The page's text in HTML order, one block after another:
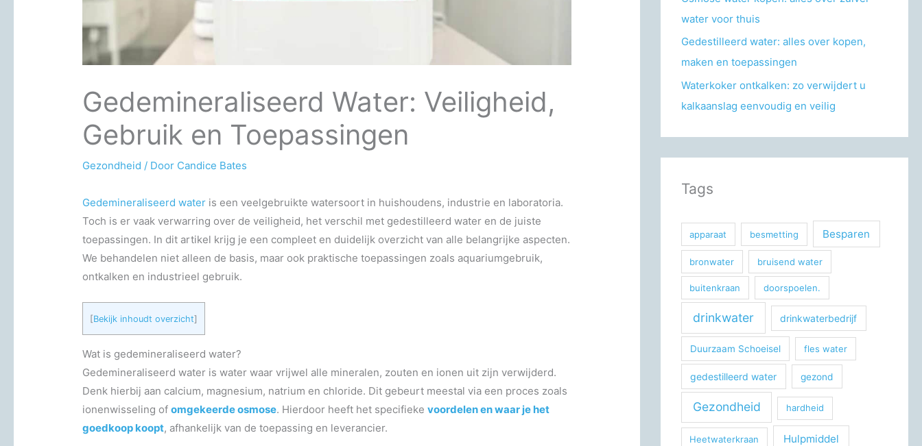
Gedemineraliseerd Water: Veiligheid,
Gebruik en Toepassingen
Gezondheid / Door Candice Bates
Gedemineraliseerd water is een veelgebruikte watersoort in huishoudens, industrie en laboratoria.
Toch is er vaak verwarring over de veiligheid, het verschil met gedestilleerd water en de juiste
toepassingen. In dit artikel krijg je een compleet en duidelijk overzicht van alle belangrijke aspecten.
We behandelen niet alleen de basis, maar ook praktische toepassingen zoals aquariumgebruik,
ontkalken en industrieel gebruik.
[Bekijk inhoudt overzicht]
Wat is gedemineraliseerd water?
Gedemineraliseerd water is water waar vrijwel alle mineralen, zouten en ionen uit zijn verwijderd.
Denk hierbij aan calcium, magnesium, natrium en chloride. Dit gebeurt meestal via een proces zoals
ionenwisseling ofomgekeerde osmose. Hierdoor heeft het specifiekevoordelen en waar je het
goedkoop koopt, afhankelijk van de toepassing en leverancier.
water voor thuis
Gedestilleerd water: alles over kopen,
maken en toepassingen
Waterkoker ontkalken: zo verwijdert u
kalkaanslag eenvoudig en veilig
Tags
apparaat besmetting Besparen
bronwater bruisend water
buitenkraan doorspoelen.
drinkwater drinkwaterbedrijf
Duurzaam Schoeisel fles water
gedestilleerd water gezond
Gezondheid hardheid
Heetwaterkraan Hulpmiddel